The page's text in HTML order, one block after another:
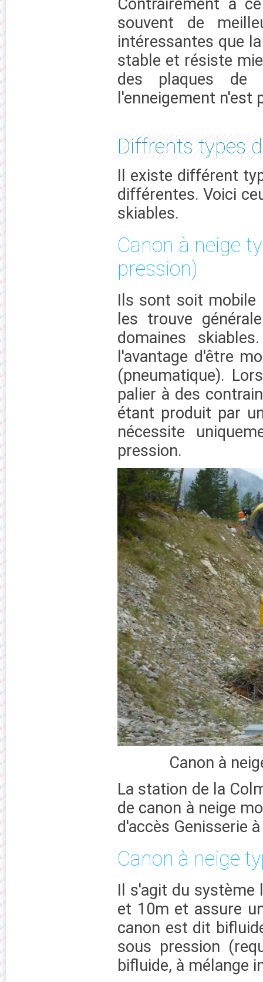
Contrairement à
souvent de
intéressantes que
stable et résiste
des plaques de
l'enneigement n'est
Diffrents types
Il existe différent
différentes. Voici
skiables.
Canon à neige
pression)
Ils sont soit mobile
les trouve
domaines
l'avantage d'être
(pneumatique).
palier à des
étant produit par
nécessite
pression.
Canon à
La station de la
de canon à neige
d'accès Genisserie
Canon à neige
Il s'agit du système
et 10m et assure
canon est dit
sous pression
bifluide, à mélange